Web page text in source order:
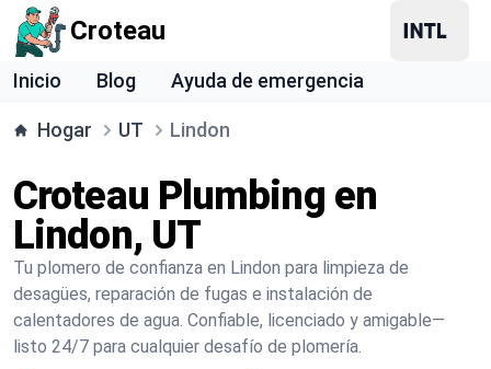
Croteau
Inicio Blog Ayuda de emergencia
Hogar UT Lindon
Croteau Plumbing en
Lindon, UT
Tu plomero de confianza en Lindon para limpieza de
desagües, reparación de fugas e instalación de
calentadores de agua. Confiable, licenciado y amigable—
listo 24/7 para cualquier desafío de plomería.